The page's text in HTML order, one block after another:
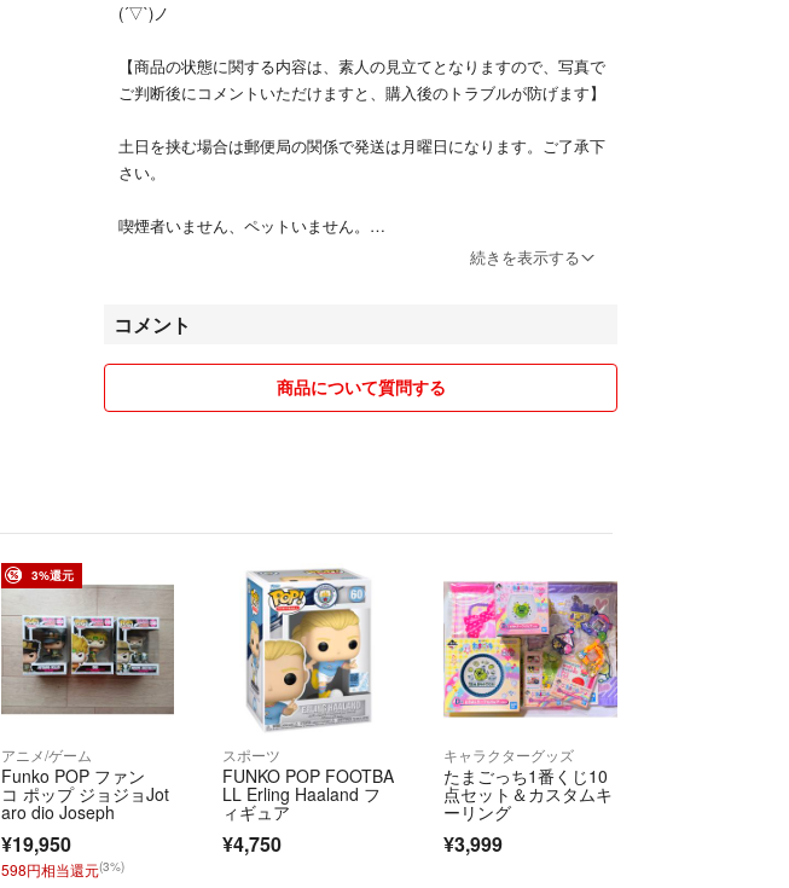
(´▽`)ノ
【商品の状態に関する内容は、素人の見立てとなりますので、写真で
ご判断後にコメントいただけますと、購入後のトラブルが防げます】
土日を挟む場合は郵便局の関係で発送は月曜日になります。ご了承下
さい。
喫煙者いません、ペットいません。
※取引優先、400円以上の商品のみ、割引除外品は商品のコメントで明
記します。
※必ず購入前に、割引対象である旨をご連絡ください。購入後のお値
これらの中で興味あるものや、これ持ってる？などのご質問はお気軽
にどうぞ！(*´∀`*)ノ
続きを表示する
コメント
商品について質問する
3%還元
アニメ/ゲーム
Funko POP ファン
コ ポップ ジョジョJot
aro dio Joseph
¥19,950
598円相当還元(3%)
スポーツ
FUNKO POP FOOTBA
LL Erling Haaland フ
ィギュア
¥4,750
キャラクターグッズ
たまごっち1番くじ10
点セット＆カスタムキ
ーリング
¥3,999